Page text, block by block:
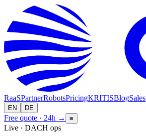
RaaSPartnerRobotsPricingKRITISBlogSales
EN DE
Free quote · 24h → ≡
Live · DACH ops